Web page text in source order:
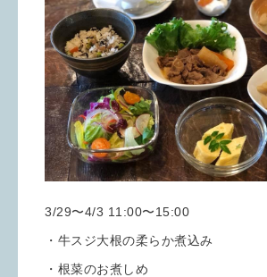
3/29〜4/3 11:00〜15:00
・牛スジ大根の柔らか煮込み
・根菜のお煮しめ